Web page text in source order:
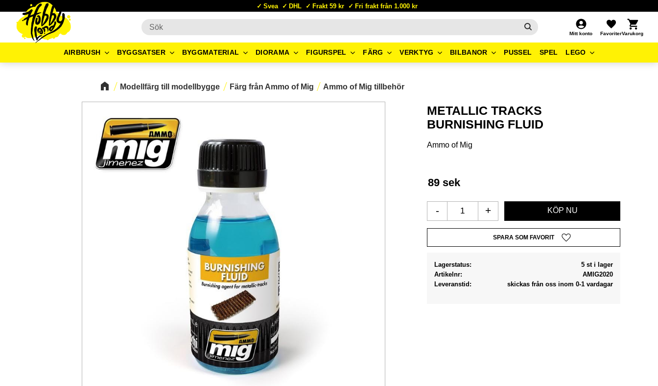
Svea DHL Frakt 59 kr Fri frakt från 1.000 kr
Mitt konto
Favoriter
Kundvagn
AIRBRUSH BYGGSATSER BYGGMATERIAL DIORAMA FIGURSPEL FÄRG VERKTYG BILBANOR PUSSEL SPEL LEGO
Modellfärg till modellbygge Färg från Ammo of Mig Ammo of Mig tillbehör
METALLIC TRACKS
BURNISHING FLUID
Ammo of Mig
89 sek
+
-
Lägg till i favoriter
Lagerstatus
5 st i lager
Artikelnr
AMIG2020
Leveranstid
skickas från oss inom 0-1 vardagar